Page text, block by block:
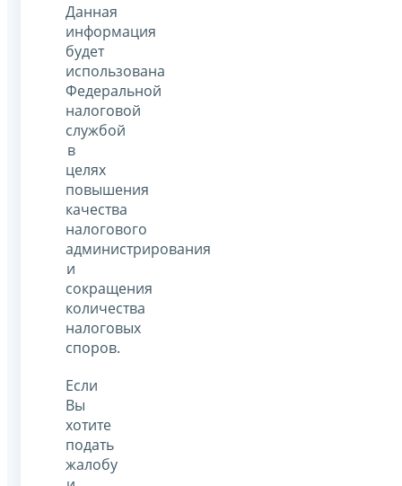
Данная
информация
будет
использована
Федеральной
налоговой
службой
в
целях
повышения
качества
налогового
администрирования
и
сокращения
количества
налоговых
споров.
Если
Вы
хотите
подать
жалобу